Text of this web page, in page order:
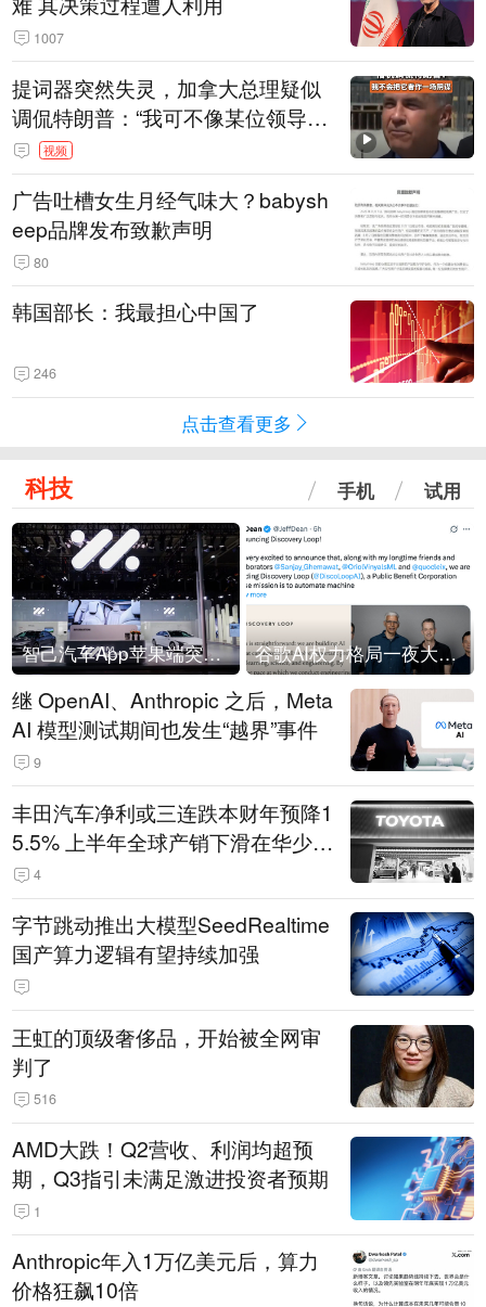
1007
提词器突然失灵，加拿大总理疑似
调侃特朗普：“我可不像某位领导
人，把这当成一场阴谋”，全场哄笑
视频
广告吐槽女生月经气味大？babysh
eep品牌发布致歉声明
80
韩国部长：我最担心中国了
246
点击查看更多
科技 手机 试用
智己汽车App苹果端突然“下架” 谷歌AI权力格局一夜大洗牌
继 OpenAI、Anthropic 之后，Meta
AI 模型测试期间也发生“越界”事件
9
丰田汽车净利或三连跌本财年预降1
5.5% 上半年全球产销下滑在华少卖
14.3万辆
4
字节跳动推出大模型SeedRealtime
国产算力逻辑有望持续加强
王虹的顶级奢侈品，开始被全网审
判了
516
AMD大跌！Q2营收、利润均超预
期，Q3指引未满足激进投资者预期
1
Anthropic年入1万亿美元后，算力
价格狂飙10倍